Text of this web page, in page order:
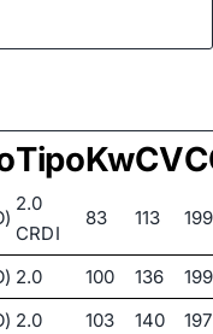
TipoKwCV
2.0
CRDI
83 113
2.0 100 136
2.0 103 140